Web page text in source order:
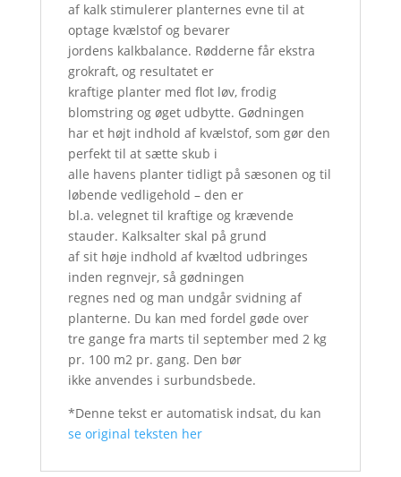
af kalk stimulerer planternes evne til at
optage kvælstof og bevarer
jordens kalkbalance. Rødderne får ekstra
grokraft, og resultatet er
kraftige planter med flot løv, frodig
blomstring og øget udbytte. Gødningen
har et højt indhold af kvælstof, som gør den
perfekt til at sætte skub i
alle havens planter tidligt på sæsonen og til
løbende vedligehold – den er
bl.a. velegnet til kraftige og krævende
stauder. Kalksalter skal på grund
af sit høje indhold af kvæltod udbringes
inden regnvejr, så gødningen
regnes ned og man undgår svidning af
planterne. Du kan med fordel gøde over
tre gange fra marts til september med 2 kg
pr. 100 m2 pr. gang. Den bør
ikke anvendes i surbundsbede.
*Denne tekst er automatisk indsat, du kan
se original teksten her